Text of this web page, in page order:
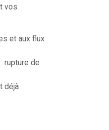
vos
et aux flux
rupture de
déjà